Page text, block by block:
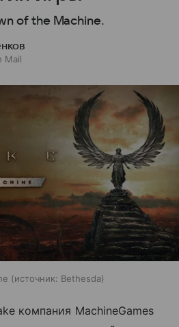
of the Machine.
Mail
источник: Bethesda
компания MachineGames